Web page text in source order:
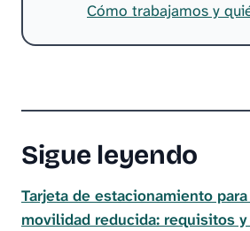
Cómo trabajamos y
Sigue leyendo
Tarjeta de estacionamiento
movilidad reducida: requisitos